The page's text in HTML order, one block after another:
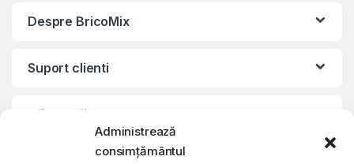
Administrează
consimțământul
Despre BricoMix
Suport clienti
Informatii legale
©2010 – 2024 Quattro SRL